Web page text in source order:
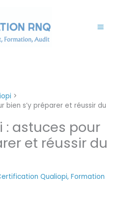
bien s’y préparer et réussir du
: astuces pour
et réussir du
Qualiopi,Formation